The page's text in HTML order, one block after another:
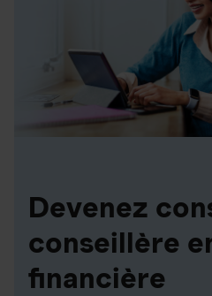
Devenez
conseillère
financière